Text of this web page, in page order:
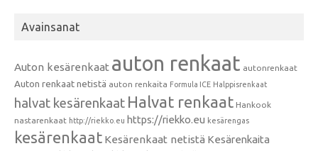
Avainsanat
Auton kesärenkaat auton renkaat autonrenkaat
Auton renkaat netistä auton renkaita Formula ICE Halppisrenkaat
halvat kesärenkaat Halvat renkaat Hankook
nastarenkaat http://riekko.eu https://riekko.eu kesärengas
kesärenkaat Kesärenkaat netistä Kesärenkaita